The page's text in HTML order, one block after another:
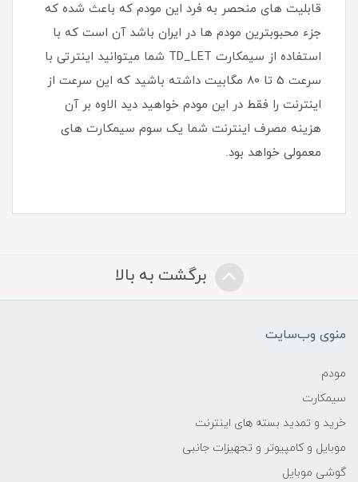
قابلیت های منحصر به فرد این مودم که باعث شده که
جزء محبوبترین مودم ها در ایران باشد آن است که با
استفاده از سیمکارت TD_LET شما میتوانید اینترتی با
سرعت 5 تا 80 مگابیت داشته باشید که این سرعت از
اینترنت را فقط در این مودم خواهید دید الاوه بر آن
هزینه مصرف اینترنت شما یک سوم سیمکارت های
معمولی خواهد بود.
برگشت به بالا
منوی وب‌سایت
مودم
سیمکارت
خرید و تمدید بسته های اینترنت
موبایل و کامپیوتر و تجهیزات جانبی
گوشی موبایل